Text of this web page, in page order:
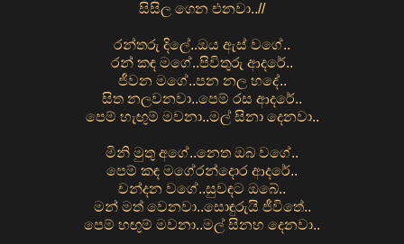
සිසිල ගෙන එනවා..//
රන්තරු දිලේ..ඔය ඇස් වගේ..
රන් කඳ මගේ..පිවිතුරු ආදරේ..
ජීවන මගේ..පන නල හදේ..
සිත නලවනවා..පෙම් රස ආදරේ..
පෙම් හැඟුම් මවනා..මල් සිනා දෙනවා..
මිනි මුතු අගේ..නෙත ඔබ වගේ..
පෙම් කඳ මගේරන්දොර ආදරේ..
චන්දන වගේ..සුවඳට ඔබේ..
මන් මත් වෙනවා..සොඳුරුයි ජීවිතේ..
පෙම් හඟුම් මවනා..මල් සිනහ දෙනවා..